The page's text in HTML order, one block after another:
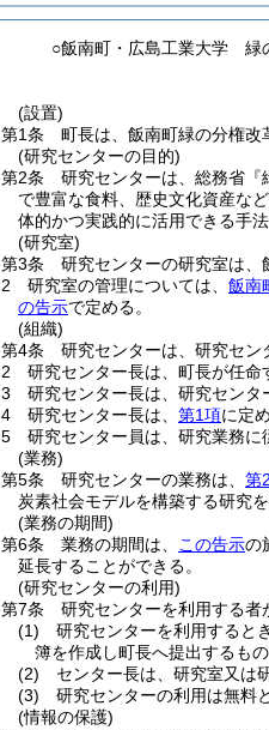
○飯南町・広島工業大学 緑
(設置)
第1条
町長は、飯南町緑の分権
(研究センターの目的)
第2条
研究センターは、総務省
で豊富な食料、歴史文化資産な
体的かつ実践的に活用できる手
(研究室)
第3条
研究センターの研究室は、
2
研究室の管理については、 飯南
の告示で定める。
(組織)
第4条
研究センターは、研究セン
2
研究センター長は、町長が任命
3
研究センター長は、研究センタ
4
研究センター長は、 第1項に定
5
研究センター員は、研究業務に
(業務)
第5条
研究センターの業務は、 第
炭素社会モデルを構築する研究
(業務の期間)
第6条
業務の期間は、 この告示の
延長することができる。
(研究センターの利用)
第7条
研究センターを利用する者
(1)
研究センターを利用すると
簿を作成し町長へ提出するもの
(2)
センター長は、研究室又は
(3)
研究センターの利用は無料
(情報の保護)